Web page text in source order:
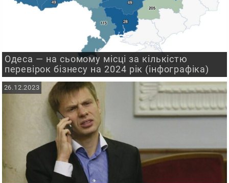
Одеса — на сьомому місці за кількістю
перевірок бізнесу на 2024 рік (інфографіка)
26.12.2023